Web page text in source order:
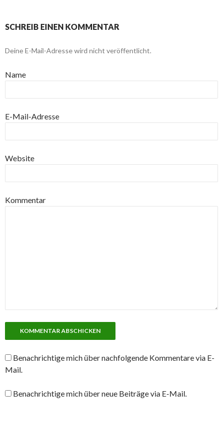
SCHREIB EINEN KOMMENTAR
Deine E-Mail-Adresse wird nicht veröffentlicht.
Name
E-Mail-Adresse
Website
Kommentar
Benachrichtige mich über nachfolgende Kommentare via E-
Mail.
Benachrichtige mich über neue Beiträge via E-Mail.